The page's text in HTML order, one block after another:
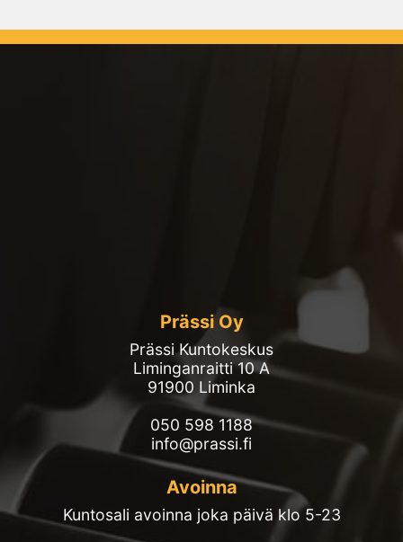
Prässi Oy
Prässi Kuntokeskus
Liminganraitti 10 A
91900 Liminka
050 598 1188
info@prassi.fi
Avoinna
Kuntosali avoinna joka päivä klo 5-23